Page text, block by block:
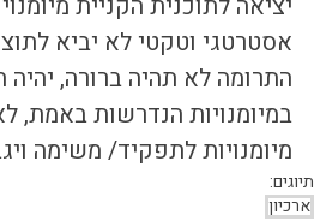
יציאה לתוכנית הקניית
אסטרטגי וטקטי לא יביא
התרומה לא תהיה ברורה, יהיה
במיומנויות הנדרשות באמת,
מיומנויות לתפקיד/ משימה
תיוגים:
ארכיון